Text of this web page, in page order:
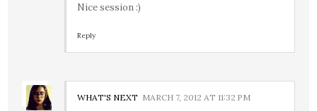
Nice session :)
Reply
WHAT'S NEXT MARCH 7, 2012 AT 11:32 PM